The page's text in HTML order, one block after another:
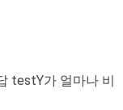
testY가 얼마나 비